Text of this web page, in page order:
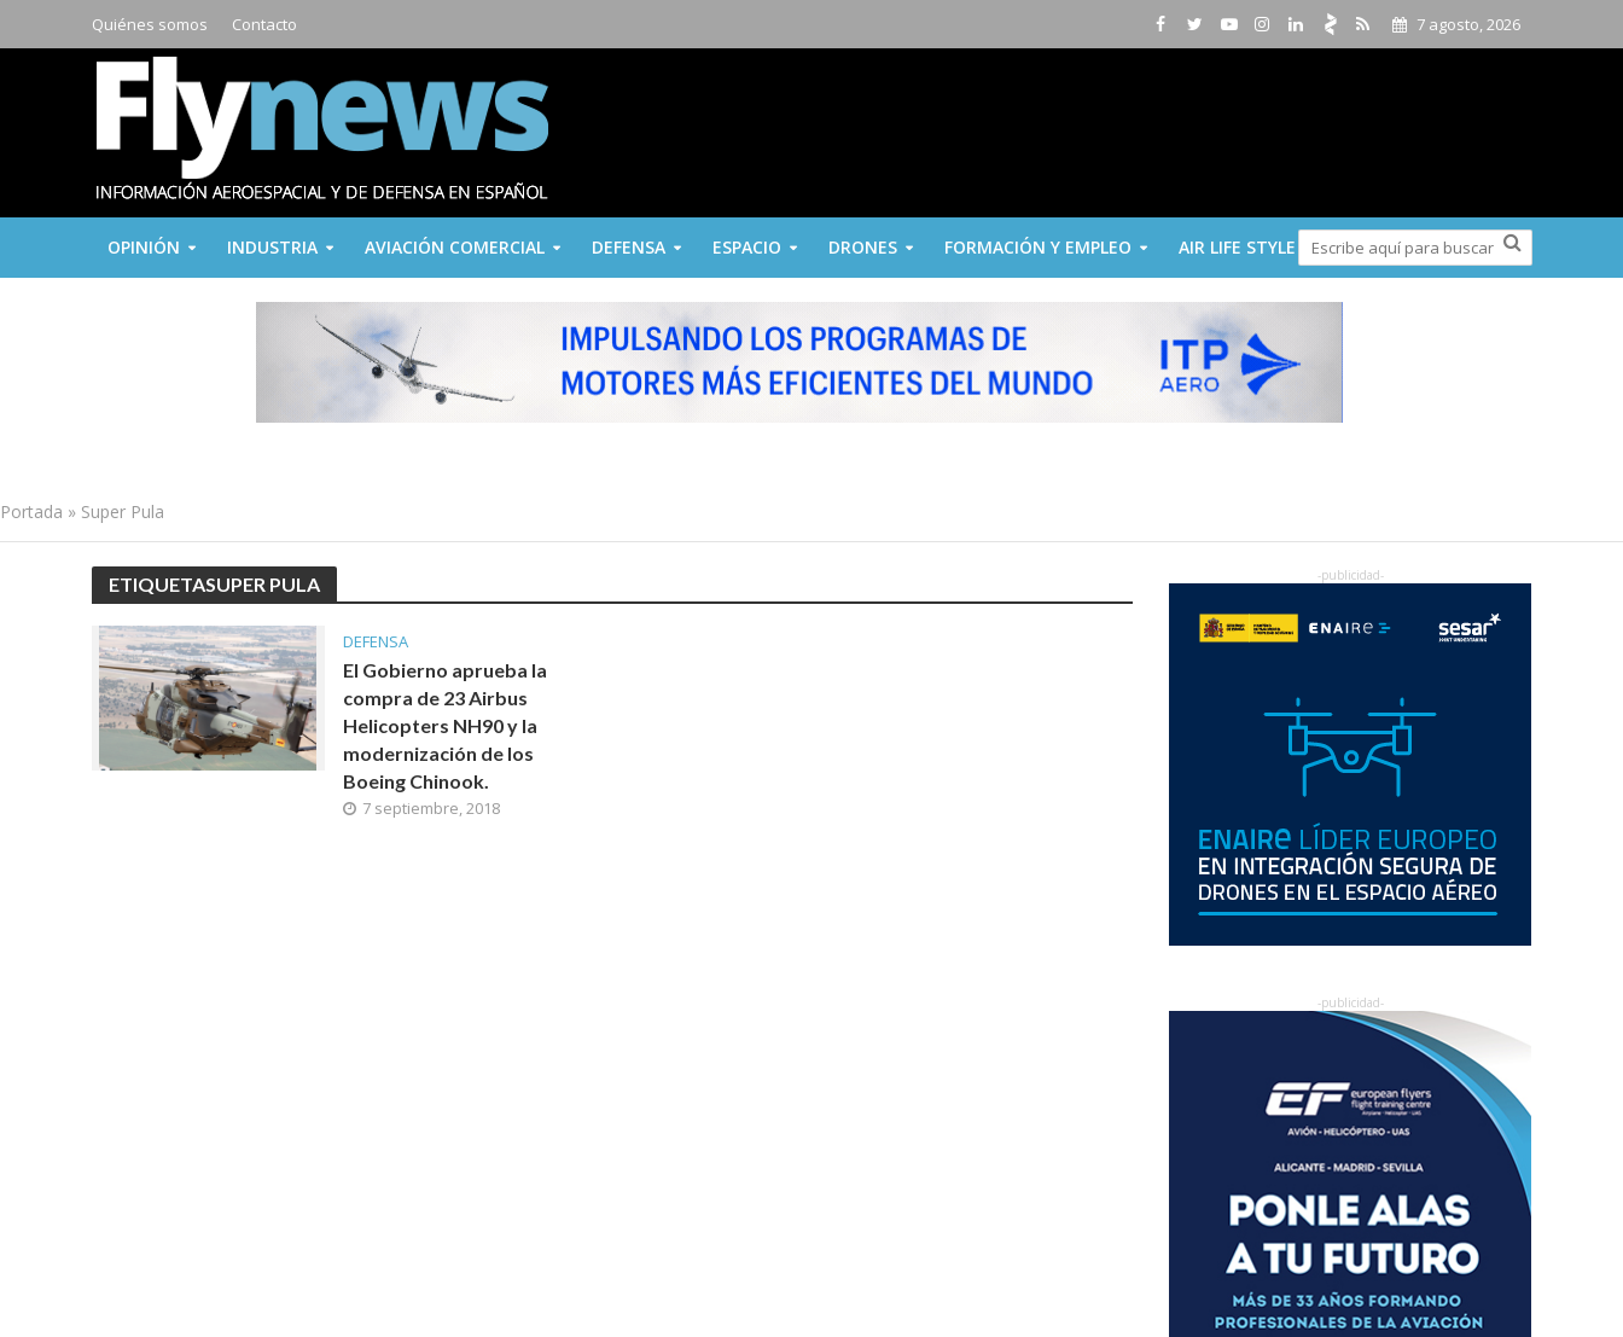
Quiénes somos Contacto 7 agosto, 2026
OPINIÓN INDUSTRIA AVIACIÓN COMERCIAL DEFENSA ESPACIO DRONES FORMACIÓN Y EMPLEO AIR LIFE STYLE
Portada » Super Pula
ETIQUETASUPER PULA
DEFENSA
El Gobierno aprueba la
compra de 23 Airbus
Helicopters NH90 y la
modernización de los
Boeing Chinook.
7 septiembre, 2018